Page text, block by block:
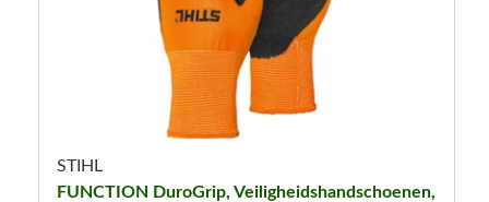
STIHL
FUNCTION DuroGrip, Veiligheidshandschoenen,